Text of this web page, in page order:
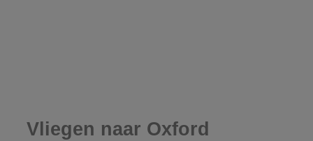
Vliegen naar Oxford